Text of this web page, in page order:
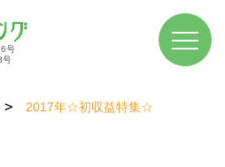
号
号
2017年☆初収益特集☆